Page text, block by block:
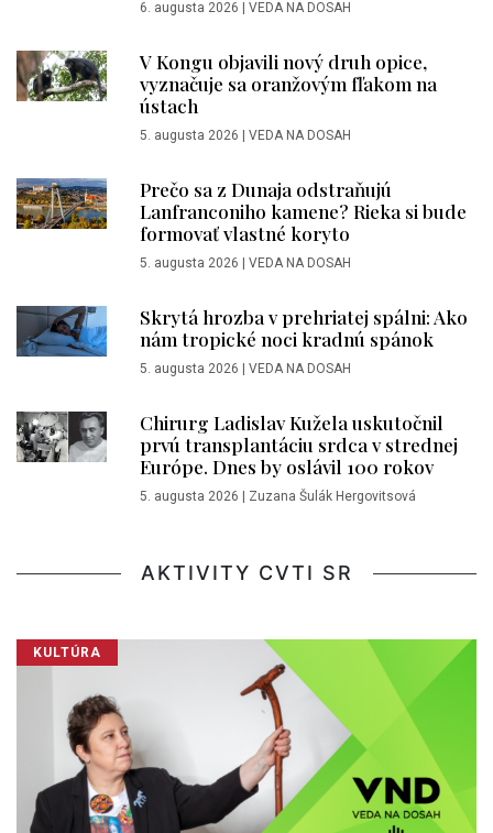
6. augusta 2026 | VEDA NA DOSAH
V Kongu objavili nový druh opice,
vyznačuje sa oranžovým fľakom na
ústach
5. augusta 2026 | VEDA NA DOSAH
Prečo sa z Dunaja odstraňujú
Lanfranconiho kamene? Rieka si bude
formovať vlastné koryto
5. augusta 2026 | VEDA NA DOSAH
Skrytá hrozba v prehriatej spálni: Ako
nám tropické noci kradnú spánok
5. augusta 2026 | VEDA NA DOSAH
Chirurg Ladislav Kužela uskutočnil
prvú transplantáciu srdca v strednej
Európe. Dnes by oslávil 100 rokov
5. augusta 2026 | Zuzana Šulák Hergovitsová
AKTIVITY CVTI SR
KULTÚRA